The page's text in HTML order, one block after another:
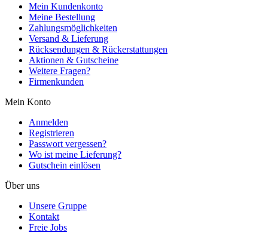
Mein Kundenkonto
Meine Bestellung
Zahlungsmöglichkeiten
Versand & Lieferung
Rücksendungen & Rückerstattungen
Aktionen & Gutscheine
Weitere Fragen?
Firmenkunden
Mein Konto
Anmelden
Registrieren
Passwort vergessen?
Wo ist meine Lieferung?
Gutschein einlösen
Über uns
Unsere Gruppe
Kontakt
Freie Jobs